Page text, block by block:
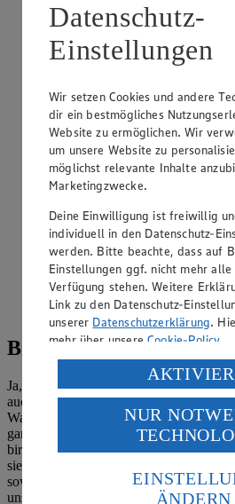
Obazda gilt als bayerischer
Brezel-Rezepte:
Ja, Laugenbrezeln (oder -stangen, -
auch selbst machen! Du brauchst dafür
Wasser und Küchennatron. Die daraus
ganz so konzentriert wie die von Profi-
birgt dafür aber auch weniger Gefahren
sie erzeugt den gleichen
sowie einen leichten
unser
Grundrezept für Hefeteig, füge
Datenschutz-
Einstellungen
Wir setzen Cookies und andere
dir ein bestmögliches
Website zu ermöglichen. Wir
um unsere Website zu
möglichst relevante Inhalte
Marketingzwecke.
Deine Einwilligung ist freiwillig
individuell in den Datenschutz-
werden. Bitte beachte, dass auf
Einstellungen ggf. nicht mehr
Verfügung stehen. Weitere
Link zu den Datenschutz-
unserer Datenschutzerklärung.
mehr über unsereCookie-Policy.
Verarbeitung deiner
USA durch Facebook und
Wenn du auf „Aktivieren“ klickst,
des Art. 49 Abs. 1 Satz 1 lit. a)
Daten in den USA verarbeitet
die USA als Land mit einem nach
Standards nicht angemessenen
NUR
ÄNDERN